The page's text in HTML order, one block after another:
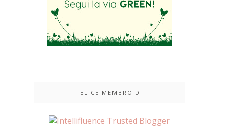
FELICE MEMBRO DI